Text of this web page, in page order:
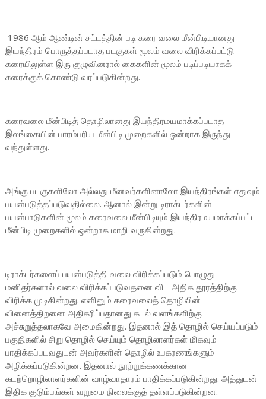
1986 ஆம் ஆண்டின் சட்டத்தின் படி கரை வலை மீன்பிடியானது
இயந்திரம் பொருத்தப்படாத படகுகள் மூலம் வலை விரிக்கப்பட்டு
கரையிலுள்ள இரு குழுவினரால் கைகளின் மூலம் படிப்படியாகக்
கரைக்குக் கொண்டு வரப்படுகின்றது.
கரைவலை மீன்பிடித் தொழிலானது இயந்திரமயமாக்கப்படாத
இலங்கையின் பாரம்பரிய மீன்பிடி முறைகளில் ஒன்றாக இருந்து
வந்துள்ளது.
அங்கு படகுகளிலோ அல்லது மீனவர்களினாலோ இயந்திரங்கள் எதுவும்
பயன்படுத்தப்படுவதில்லை. ஆனால் இன்று டிராக்டர்களின்
பயன்பாடுகளின் மூலம் கரைவலை மீன்பிடியும் இயந்திரமயமாக்கப்பட்ட
மீன்பிடி முறைகளில் ஒன்றாக மாறி வருகின்றது.
டிராக்டர்களைப் பயன்படுத்தி வலை விரிக்கப்படும் பொழுது
மனிதர்களால் வலை விரிக்கப்படுவதனை விட அதிக தூரத்திற்கு
விரிக்க முடிகின்றது. எனினும் கரைவலைத் தொழிலின்
வினைத்திறனை அதிகரிப்பதானது கடல் வளங்களிற்கு
அச்சுறுத்தலாகவே அமைகின்றது. இதனால் இத் தொழில் செய்யப்படும்
பகுதிகளில் சிறு தொழில் செய்யும் தொழிலாளர்கள் மிகவும்
பாதிக்கப்படவதுடன் அவர்களின் தொழில் உபகரணங்களும்
அழிக்கப்படுகின்றன. இதனால் நூற்றுக்கணக்கான
கடற்றொழிலாளர்களின் வாழ்வாதாரம் பாதிக்கப்படுகின்றது. அத்துடன்
இதிக குடும்பங்கள் வறுமை நிலைக்குத் தள்ளப்படுகின்றன.